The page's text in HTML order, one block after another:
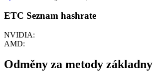
ETC Seznam hashrate
NVIDIA:
AMD:
Odměny za metody základny